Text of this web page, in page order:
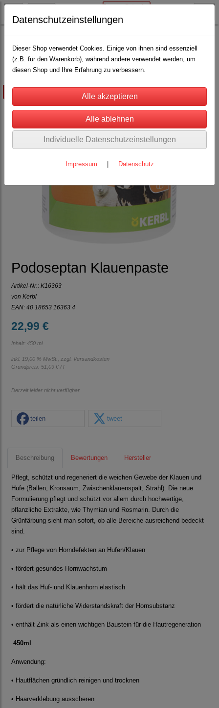
Schäfereibedarf
Klauenpflege für Schafe
Desinfektions-und Pflegeprodukte(7)
Podoseptan Klauenpaste
Artikel-Nr.: K16363
von Kerbl
EAN: 40 18653 16363 4
22,99 €
Inhalt: 450 ml
inkl. 19,00 % MwSt., zzgl. Versandkosten
Grundpreis: 51,09 € / l
Derzeit leider nicht verfügbar
teilen tweet
Beschreibung Bewertungen Hersteller
Pflegt, schützt und regeneriert die weichen Gewebe der Klauen und
Hufe (Ballen, Kronsaum, Zwischenklauenspalt, Strahl). Die neue
Formulierung pflegt und schützt vor allem durch hochwertige,
pflanzliche Extrakte, wie Thymian und Rosmarin. Durch die
Grünfärbung sieht man sofort, ob alle Bereiche ausreichend bedeckt
sind.
• zur Pflege von Horndefekten an Hufen/Klauen
• fördert gesundes Hornwachstum
• hält das Huf- und Klauenhorn elastisch
• fördert die natürliche Widerstandskraft der Hornsubstanz
• enthält Zink als einen wichtigen Baustein für die Hautregeneration
450ml
Anwendung:
• Hautflächen gründlich reinigen und trocknen
• Haarverklebung ausscheren
Datenschutzeinstellungen
Dieser Shop verwendet Cookies. Einige von ihnen sind essenziell
(z.B. für den Warenkorb), während andere verwendet werden, um
diesen Shop und Ihre Erfahrung zu verbessern.
Individuelle Datenschutzeinstellungen
Impressum Datenschutz